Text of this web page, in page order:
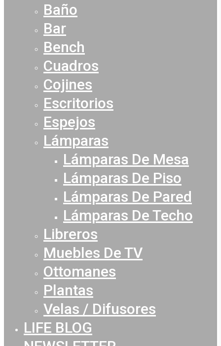
Baño
Bar
Bench
Cuadros
Cojines
Escritorios
Espejos
Lámparas
Lámparas De Mesa
Lámparas De Piso
Lámparas De Pared
Lámparas De Techo
Libreros
Muebles De TV
Ottomanes
Plantas
Velas / Difusores
LIFE BLOG